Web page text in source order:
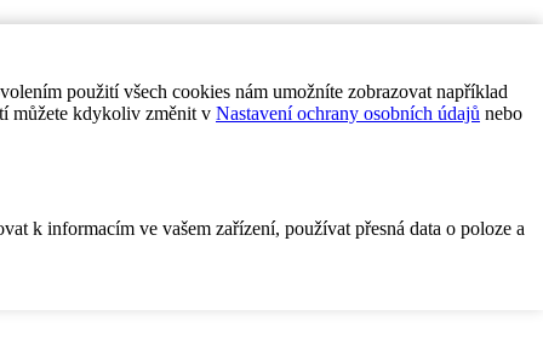
použití všech cookies nám umožníte zobrazovat například
můžete kdykoliv změnit v Nastavení ochrany osobních údajů nebo
k informacím ve vašem zařízení, používat přesná data o poloze a